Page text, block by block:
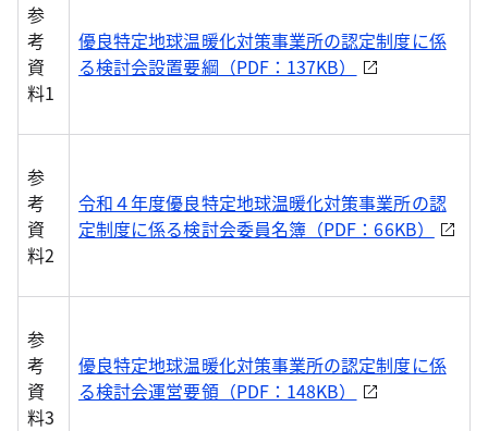
参
考
資
料1
優良特定地球温暖化対策事業所の認定制度に係
る検討会設置要綱（PDF：137KB）
参
考
資
料2
令和４年度優良特定地球温暖化対策事業所の認
定制度に係る検討会委員名簿（PDF：66KB）
参
考
資
料3
優良特定地球温暖化対策事業所の認定制度に係
る検討会運営要領（PDF：148KB）